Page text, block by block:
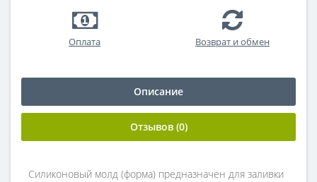
Оплата Возврат и обмен
Описание
Отзывов (0)
Силиконовый молд (форма) предназначен для заливки